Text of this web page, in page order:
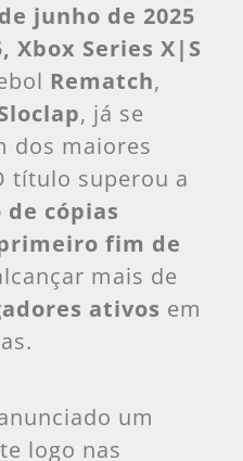
junho de 2025
Xbox Series X|S
Rematch,
, já se
dos maiores
título superou a
cópias
fim de
mais de
ativos em
um
logo nas